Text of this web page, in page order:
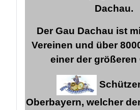
Dachau.
Der Gau Dachau ist
Vereinen und über
einer der größeren
Oberbayern, welcher